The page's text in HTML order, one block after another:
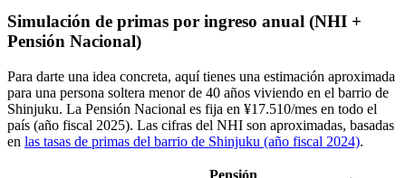
Simulación de primas por ingreso anual (NHI +
Pensión Nacional)
Para darte una idea concreta, aquí tienes una estimación aproximada
para una persona soltera menor de 40 años viviendo en el barrio de
Shinjuku. La Pensión Nacional es fija en ¥17.510/mes en todo el
país (año fiscal 2025). Las cifras del NHI son aproximadas, basadas
en las tasas de primas del barrio de Shinjuku (año fiscal 2024).
Pensión